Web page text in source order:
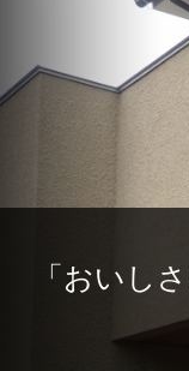
「おいし